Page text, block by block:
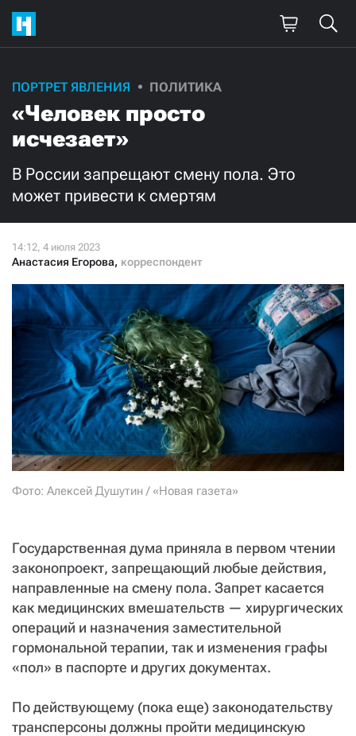
ПОРТРЕТ ЯВЛЕНИЯ ПОЛИТИКА
«Человек просто
исчезает»
В России запрещают смену пола. Это
может привести к смертям
Анастасия Егорова, корреспондент
Фото: Алексей Душутин / «Новая газета»
Государственная дума приняла в первом чтении
законопроект, запрещающий любые действия,
направленные на смену пола. Запрет касается
как медицинских вмешательств — хирургических
операций и назначения заместительной
гормональной терапии, так и изменения графы
«пол» в паспорте и других документах.
По действующему (пока еще) законодательству
трансперсоны должны пройти медицинскую
Поддержите
нашу работу!
Ежемесячно
3000
Нажимая кнопку «Стать соучастником»,
я принимаю условия и подтверждаю свое гражданство РФ
СТАТЬ СОУЧАСТНИКОМ
ПОДЕЛИТЬСЯ С ДРУЗЬЯМИ
Если у вас есть вопросы, пишите donate@novayagazeta.ru или
звоните:
+7 (929) 612-03-68